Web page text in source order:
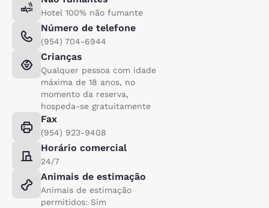
Hotel 100% não fumante
Número de telefone
(954) 704-6944
Crianças
Qualquer pessoa com idade
máxima de 18 anos, no
momento da reserva,
hospeda-se gratuitamente
Fax
(954) 923-9408
Horário comercial
24/7
Animais de estimação
Animais de estimação
permitidos: Sim